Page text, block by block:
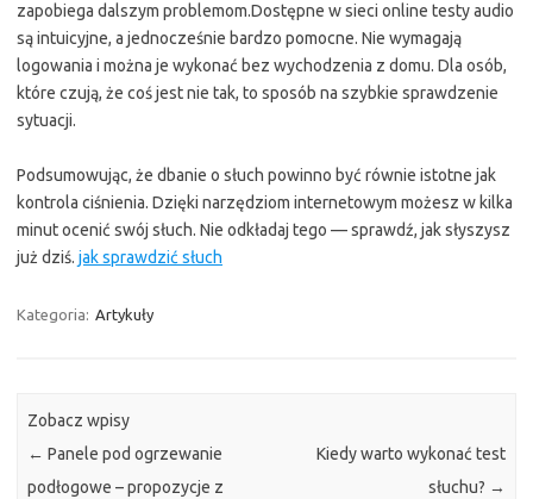
zapobiega dalszym problemom.Dostępne w sieci online testy audio
są intuicyjne, a jednocześnie bardzo pomocne. Nie wymagają
logowania i można je wykonać bez wychodzenia z domu. Dla osób,
które czują, że coś jest nie tak, to sposób na szybkie sprawdzenie
sytuacji.
Podsumowując, że dbanie o słuch powinno być równie istotne jak
kontrola ciśnienia. Dzięki narzędziom internetowym możesz w kilka
minut ocenić swój słuch. Nie odkładaj tego — sprawdź, jak słyszysz
już dziś. jak sprawdzić słuch
Kategoria: Artykuły
Zobacz wpisy
← Panele pod ogrzewanie
podłogowe – propozycje z
Kiedy warto wykonać test
słuchu? →